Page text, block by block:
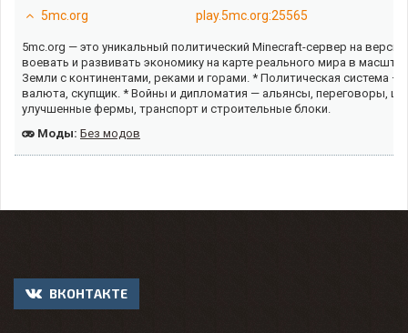
5mc.org play.5mc.org:25565
5mc.org — это уникальный политический Minecraft-сервер на
воевать и развивать экономику на карте реального мира в
Земли с континентами, реками и горами. * Политическая система
валюта, скупщик. * Войны и дипломатия — альянсы, переговоры,
улучшенные фермы, транспорт и строительные блоки.
Моды: Без модов
ВКОНТАКТЕ